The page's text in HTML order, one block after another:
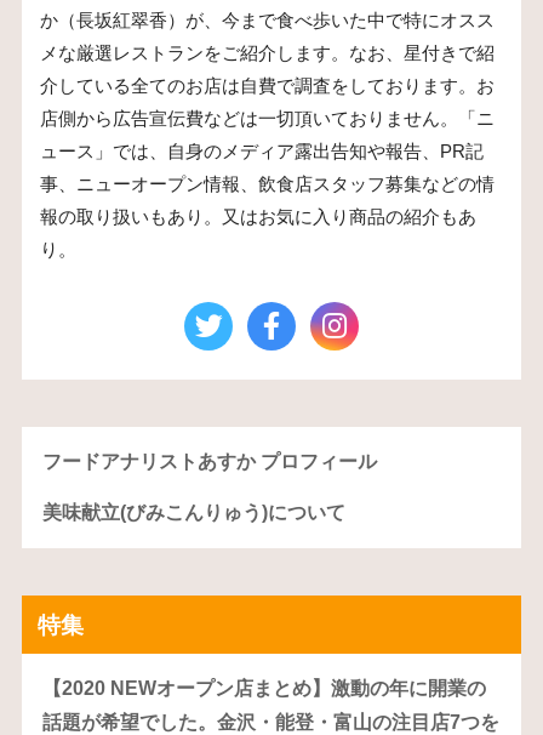
か（長坂紅翠香）が、今まで食べ歩いた中で特にオスス
メな厳選レストランをご紹介します。なお、星付きで紹
介している全てのお店は自費で調査をしております。お
店側から広告宣伝費などは一切頂いておりません。「ニ
ュース」では、自身のメディア露出告知や報告、PR記
事、ニューオープン情報、飲食店スタッフ募集などの情
報の取り扱いもあり。又はお気に入り商品の紹介もあ
り。
フードアナリストあすか プロフィール
美味献立(びみこんりゅう)について
特集
【2020 NEWオープン店まとめ】激動の年に開業の
話題が希望でした。金沢・能登・富山の注目店7つを